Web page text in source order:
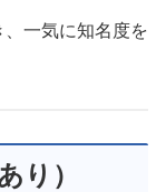
一気に知名度を
り）